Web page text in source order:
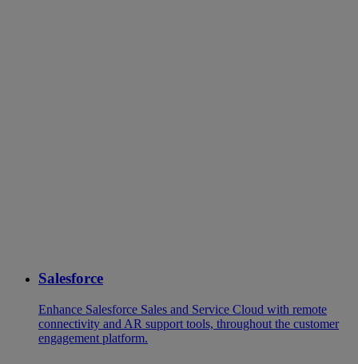
Salesforce
Enhance Salesforce Sales and Service Cloud with remote
connectivity and AR support tools, throughout the customer
engagement platform.